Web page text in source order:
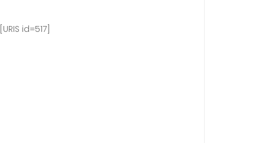
[URIS id=517]